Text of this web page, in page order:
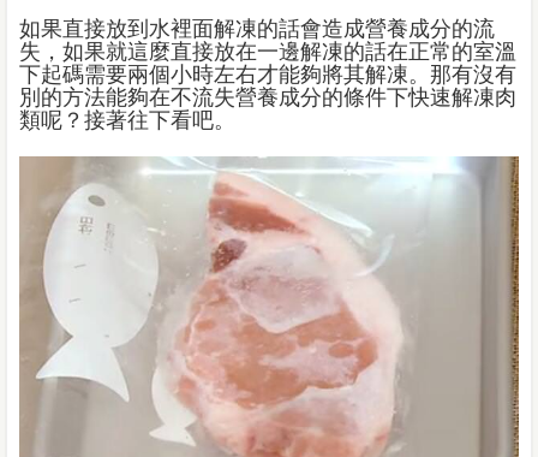
如果直接放到水裡面解凍的話會造成營養成分的流
失，如果就這麼直接放在一邊解凍的話在正常的室溫
下起碼需要兩個小時左右才能夠將其解凍。那有沒有
別的方法能夠在不流失營養成分的條件下快速解凍肉
類呢？接著往下看吧。